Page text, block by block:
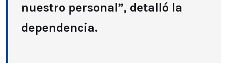
nuestro personal”, detalló la
dependencia.